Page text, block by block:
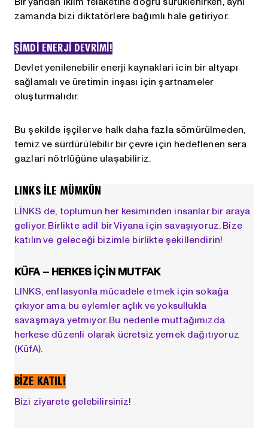
zamanda bizi diktatörlere bağımlı hale getiriyor.
ŞİMDİ ENERJİ DEVRİMİ!
Devlet yenilenebilir enerji kaynaklari icin bir altyapı
sağlamalı ve üretimin inşası için şartnameler
oluşturmalıdır.
Bu şekilde işçiler ve halk daha fazla sömürülmeden,
temiz ve sürdürülebilir bir çevre için hedeflenen sera
gazlari nötrlüğüne ulaşabiliriz.
LINKS İLE MÜMKÜN
LİNKS de, toplumun her kesiminden insanlar bir araya
geliyor. Birlikte adil bir Viyana için savaşıyoruz. Bize
katılın ve geleceği bizimle birlikte şekillendirin!
KÜFA – HERKES IÇIN MUTFAK
LINKS, enflasyonla mücadele etmek için sokağa
çıkıyor ama bu eylemler açlık ve yoksullukla
savaşmaya yetmiyor. Bu nedenle mutfağımızda
herkese düzenli olarak ücretsiz yemek dağıtıyoruz
(KüfA).
BİZE KATIL!
Bizi ziyarete gelebilirsiniz!